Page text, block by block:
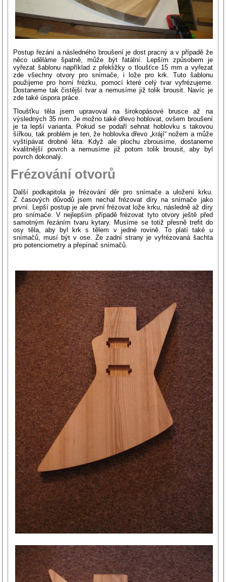
Postup řezání a následného broušení je dost pracný a v případě že
něco uděláme špatně, může být fatální. Lepším způsobem je
vyřezat šablonu například z překližky o tloušťce 15 mm a vyřezat
zde všechny otvory pro snímače, i lože pro krk. Tuto šablonu
použijeme pro horní frézku, pomocí které celý tvar vyfrézujeme.
Dostaneme tak čistější tvar a nemusíme již tolik brousit. Navíc je
zde také úspora práce.
Tloušťku těla jsem upravoval na širokopásové brusce až na
výsledných 35 mm. Je možno také dřevo hoblovat, ovšem broušení
je ta lepší varianta. Pokud se podaří sehnat hoblovku s takovou
šířkou, tak problém je ten, že hoblovka dřevo „krájí“ nožem a může
vyštípávat drobné léta. Když ale plochu zbrousíme, dostaneme
kvalitnější povrch a nemusíme již potom tolik brousit, aby byl
povrch dokonalý.
Frézování otvorů
Další podkapitola je frézování děr pro snímače a uložení krku.
Z časových důvodů jsem nechal frézovat díry na snímače jako
první. Lepší postup je ale první frézovat lože krku, následně až díry
pro snímače. V nejlepším případě frézovat tyto otvory ještě před
samotným řezáním tvaru kytary. Musíme se totiž přesně trefit do
osy těla, aby byl krk s tělem v jedné rovině. To platí také u
snímačů, musí být v ose. Ze zadní strany je vyfrézovaná šachta
pro potenciometry a přepínač snímačů.